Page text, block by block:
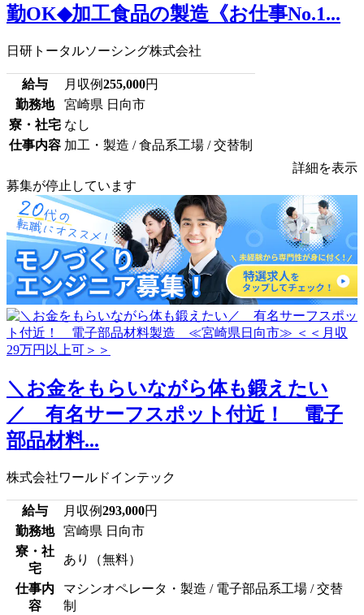
勤OK◆加工食品の製造《お仕事No.1...
日研トータルソーシング株式会社
給与 月収例255,000円
勤務地
宮崎県 日向市
寮・社宅 なし
仕事内容 加工・製造 / 食品系工場 / 交替制
詳細を表示
募集が停止しています
＼お金をもらいながら体も鍛えたい
／ 有名サーフスポット付近！ 電子
部品材料...
株式会社ワールドインテック
給与 月収例293,000円
勤務地
宮崎県 日向市
寮・社
宅
あり（無料）
仕事内
容
マシンオペレータ・製造 / 電子部品系工場 / 交替
制